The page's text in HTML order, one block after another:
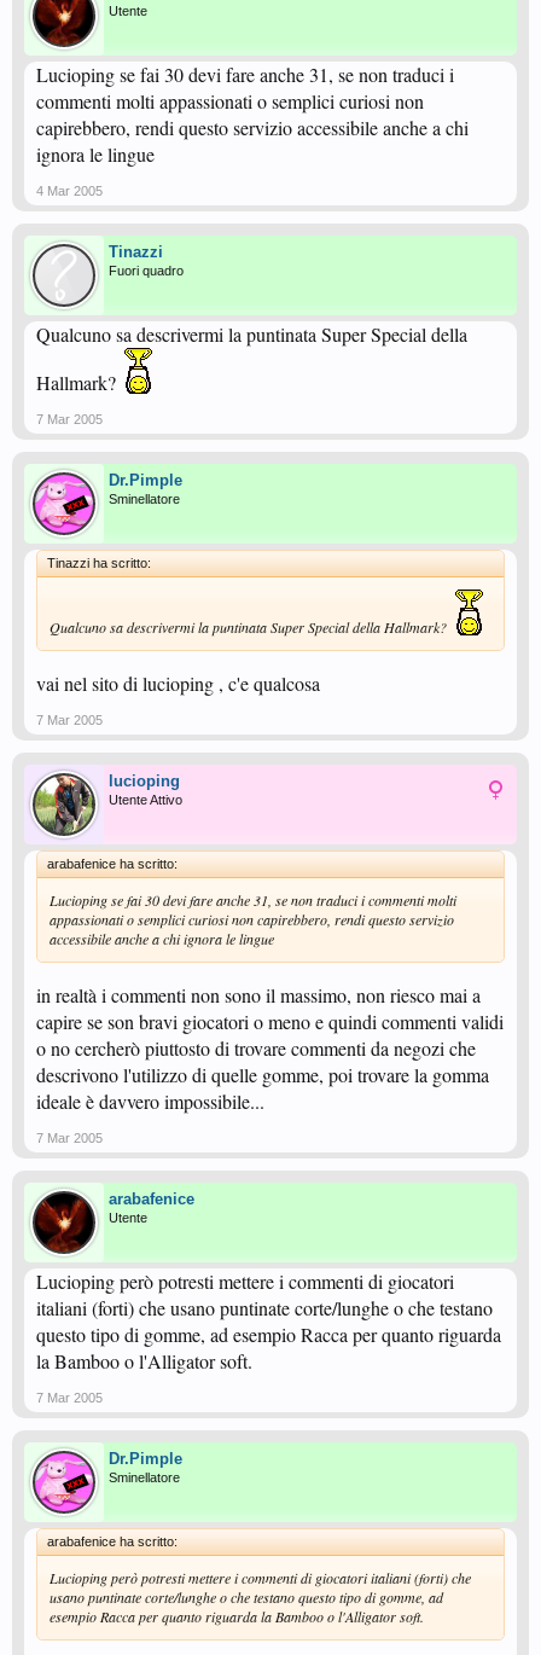
Utente
Lucioping se fai 30 devi fare anche 31, se non traduci i
commenti molti appassionati o semplici curiosi non
capirebbero, rendi questo servizio accessibile anche a chi
ignora le lingue
4 Mar 2005
Tinazzi
Fuori quadro
Qualcuno sa descrivermi la puntinata Super Special della
Hallmark?
7 Mar 2005
Dr.Pimple
Sminellatore
Tinazzi ha scritto:
Qualcuno sa descrivermi la puntinata Super Special della Hallmark?
vai nel sito di lucioping , c'e qualcosa
7 Mar 2005
lucioping
Utente Attivo
arabafenice ha scritto:
Lucioping se fai 30 devi fare anche 31, se non traduci i commenti molti
appassionati o semplici curiosi non capirebbero, rendi questo servizio
accessibile anche a chi ignora le lingue
in realtà i commenti non sono il massimo, non riesco mai a
capire se son bravi giocatori o meno e quindi commenti validi
o no cercherò piuttosto di trovare commenti da negozi che
descrivono l'utilizzo di quelle gomme, poi trovare la gomma
ideale è davvero impossibile...
7 Mar 2005
arabafenice
Utente
Lucioping però potresti mettere i commenti di giocatori
italiani (forti) che usano puntinate corte/lunghe o che testano
questo tipo di gomme, ad esempio Racca per quanto riguarda
la Bamboo o l'Alligator soft.
7 Mar 2005
Dr.Pimple
Sminellatore
arabafenice ha scritto:
Lucioping però potresti mettere i commenti di giocatori italiani (forti) che
usano puntinate corte/lunghe o che testano questo tipo di gomme, ad
esempio Racca per quanto riguarda la Bamboo o l'Alligator soft.